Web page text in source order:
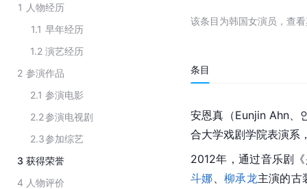
1 人物经历
1.1 早年经历
1.2 演艺经历
2 参演作品
2.1 参演电影
2.2参演电视剧
2.3参加综艺
3 获得荣誉
4 人物评价
该条目为韩国女演员 ， 查看
条目
安恩真（Eunjin Ahn、
合大学戏剧学院表演系
2012年，通过音乐剧
斗娜
柳承龙主演的古